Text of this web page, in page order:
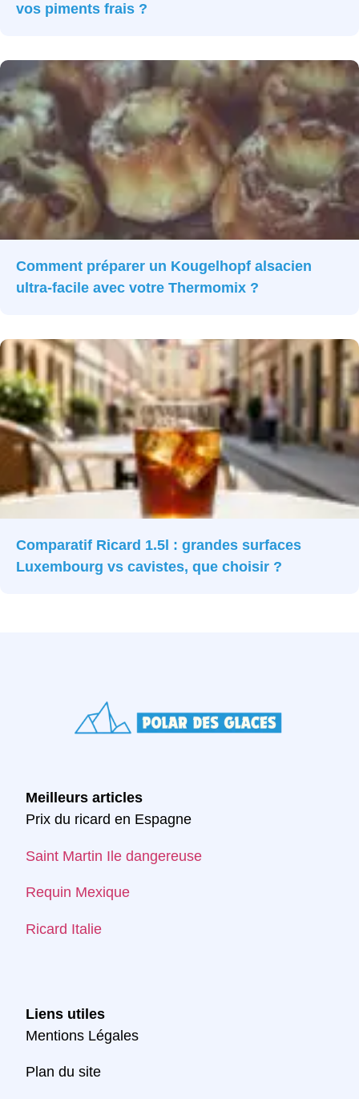
vos piments frais ?
Comment préparer un Kougelhopf alsacien
ultra-facile avec votre Thermomix ?
Comparatif Ricard 1.5l : grandes surfaces
Luxembourg vs cavistes, que choisir ?
Meilleurs articles
Prix du ricard en Espagne
Saint Martin Ile dangereuse
Requin Mexique
Ricard Italie
Liens utiles
Mentions Légales
Plan du site